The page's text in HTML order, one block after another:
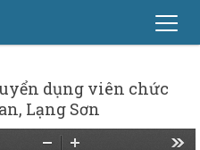
dụng viên chức
Lạng Sơn